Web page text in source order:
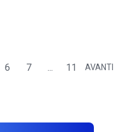
6 7 ... 11 AVANTI